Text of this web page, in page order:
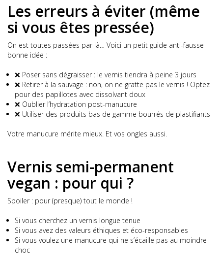
Les erreurs à éviter (même
si vous êtes pressée)
On est toutes passées par là… Voici un petit guide anti-fausse
bonne idée :
❌ Poser sans dégraisser : le vernis tiendra à peine 3 jours
❌ Retirer à la sauvage : non, on ne gratte pas le vernis ! Optez
pour des papillotes avec dissolvant doux
❌ Oublier l’hydratation post-manucure
❌ Utiliser des produits bas de gamme bourrés de plastifiants
Votre manucure mérite mieux. Et vos ongles aussi.
Vernis semi-permanent
vegan : pour qui ?
Spoiler : pour (presque) tout le monde !
Si vous cherchez un vernis longue tenue
Si vous avez des valeurs éthiques et éco-responsables
Si vous voulez une manucure qui ne s’écaille pas au moindre
choc